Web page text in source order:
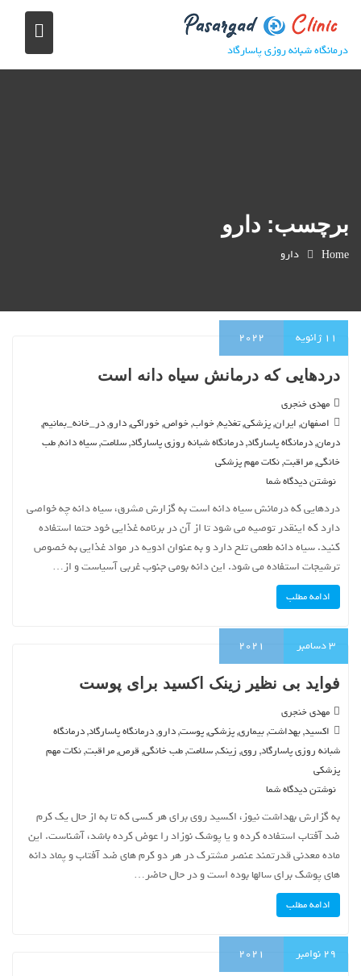
p
درمانگاه شبانه روزی پاسارگاد
برچسب: دارو
Home دارو
11 ژانویه 2022
دردهایی که درمانش سیاه دانه است
مهدی خنجری
اصفهان, ایران,پزشکی,تغذیه,خواب,خواص,خوراکی,دارو,در_خانه_بمانیم,
درمان,درمانگاه پاسارگاد,درمانگاه شبانه روزی پاسارگاد,سلامت,سیاه دانه,طب
خانگی,مراقبت,نکات مهم پزشکی
نوشتن دیدگاه شما
دردهایی که درمانش سیاه دانه است به گزارش مشرق، سیاه دانه چه خواصی
دارد که اینقدر توصیه می شود تا از آن در برنامه غذایی خود حتما استفاده
کنید. سیاه دانه طعمی تلخ دارد و به عنوان ادویه در مواد غذایی به خصوص
ترشیجات استفاده می شود. این دانه بومی جنوب غربی آسیاست و از…
ادامه مطلب
3دسامبر 2021
فواید بی نظیر زینک اکسید برای پوست
مهدی خنجری
اکسید,بهداشت,بیماری,پزشکی,پوست,دارو,درمانگاه پاسارگاد,درمانگاه
شبانه روزی پاسارگاد, روی, زینک,سلامت,طب خانگی, قرص,مراقبت,نکات مهم
پزشکی
نوشتن دیدگاه شما
به گزارش بهداشت نیوز، اکسید روی برای هر کسی که تا به از حال یک کرم
ضد آفتاب استفاده کرده و یا پوشک نوزاد را عوض کرده باشد، آشناست. این
ماده معدنی قدرتمند عنصر مشترک در هر دو کرم های ضد آفتاب و پماد دانه
های پوشک برای سالها بوده است و در حال حاضر…
ادامه مطلب
29 نوامبر 2021